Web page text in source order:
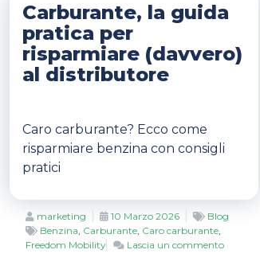
Carburante, la guida
pratica per
risparmiare (davvero)
al distributore
Caro carburante? Ecco come
risparmiare benzina con consigli
pratici
Author
marketing
Posted
on
10 Marzo 2026 Categories
Blog
Tags
Benzina, Carburante, Caro carburante,
Freedom Mobility
Lascia un commentosu